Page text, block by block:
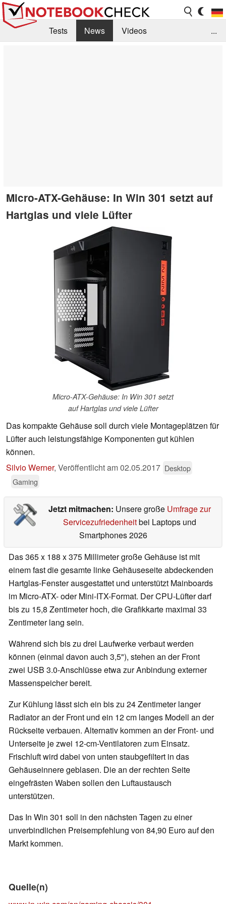
Tests News
Videos
...
Micro-ATX-Gehäuse: In Win 301 setzt auf
Hartglas und viele Lüfter
Micro-ATX-Gehäuse: In Win 301 setzt
auf Hartglas und viele Lüfter
Das kompakte Gehäuse soll durch viele Montageplätzen für
Lüfter auch leistungsfähige Komponenten gut kühlen
können.
Silvio Werner, Veröffentlicht am02.05.2017 Desktop
Gaming
Jetzt mitmachen: Unsere große Umfrage zur
Servicezufriedenheitbei Laptops und
Smartphones 2026
Das 365 x 188 x 375 Millimeter große Gehäuse ist mit
einem fast die gesamte linke Gehäuseseite abdeckenden
Hartglas-Fenster ausgestattet und unterstützt Mainboards
im Micro-ATX- oder Mini-ITX-Format. Der CPU-Lüfter darf
bis zu 15,8 Zentimeter hoch, die Grafikkarte maximal 33
Zentimeter lang sein.
Während sich bis zu drei Laufwerke verbaut werden
können (einmal davon auch 3,5"), stehen an der Front
zwei USB 3.0-Anschlüsse etwa zur Anbindung externer
Massenspeicher bereit.
Zur Kühlung lässt sich ein bis zu 24 Zentimeter langer
Radiator an der Front und ein 12 cm langes Modell an der
Rückseite verbauen. Alternativ kommen an der Front- und
Unterseite je zwei 12-cm-Ventilatoren zum Einsatz.
Frischluft wird dabei von unten staubgefiltert in das
Gehäuseinnere geblasen. Die an der rechten Seite
eingefrästen Waben sollen den Luftaustausch
unterstützen.
Das In Win 301 soll in den nächsten Tagen zu einer
unverbindlichen Preisempfehlung von 84,90 Euro auf den
Markt kommen.
Quelle(n)